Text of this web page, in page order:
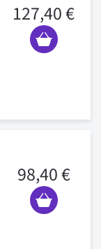
127,40 €
98,40 €